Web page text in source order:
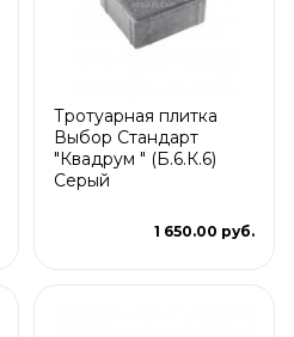
Тротуарная плитка
Выбор Стандарт
"Квадрум " (Б.6.К.6)
Серый
1 650.00 руб.